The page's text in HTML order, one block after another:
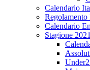
Calendario
Calendario
Stagione 2021